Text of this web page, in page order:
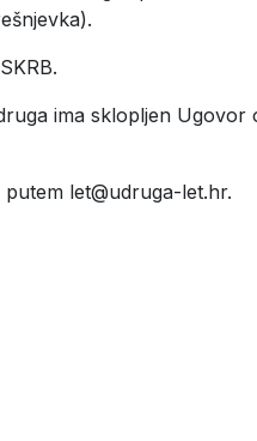
ima sklopljen
let@udruga-let.hr.